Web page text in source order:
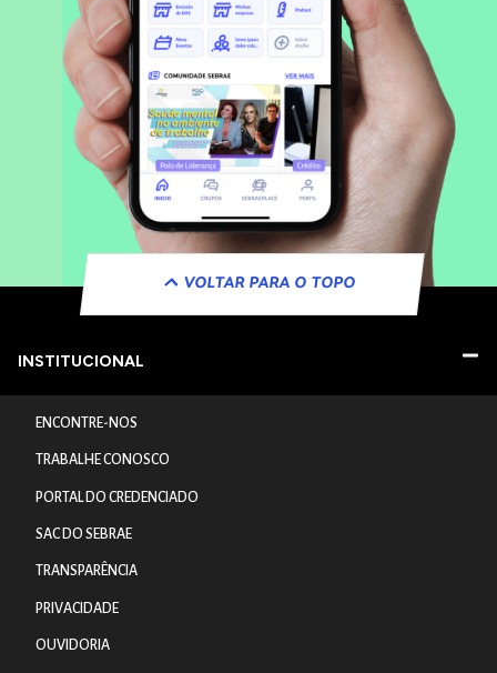
VOLTAR PARA O TOPO
INSTITUCIONAL
ENCONTRE-NOS
TRABALHE CONOSCO
PORTAL DO CREDENCIADO
SAC DO SEBRAE
TRANSPARÊNCIA
PRIVACIDADE
OUVIDORIA